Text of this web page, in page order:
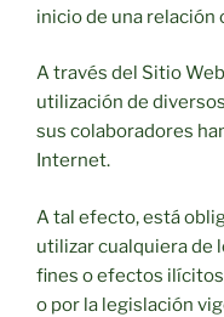
inicio de una relación
A través del Sitio
utilización de
sus colaboradores
Internet.
A tal efecto, está
utilizar cualquiera de
fines o efectos
o por la legislación